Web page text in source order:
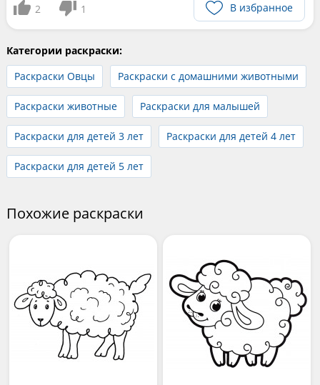
2 1 В избранное
Категории раскраски:
Раскраски Овцы
Раскраски с домашними животными
Раскраски животные Раскраски для малышей
Раскраски для детей 3 лет Раскраски для детей 4 лет
Раскраски для детей 5 лет
Похожие раскраски